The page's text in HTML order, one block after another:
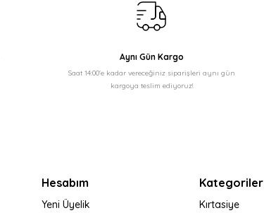
Aynı Gün Kargo
Saat 14:00'e kadar vereceğiniz siparişleri aynı gün
kargoya teslim ediyoruz!
Hesabım
Yeni Üyelik
Kategoriler
Kırtasiye